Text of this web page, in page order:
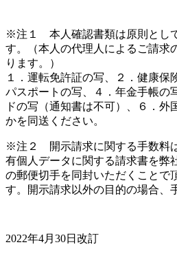
※注１ 本人確認書類は原則とし
す。（本人の代理人によるご請求
ります。）
１．運転免許証の写、２．健康保
パスポートの写、４．年金手帳の
ドの写（通知書は不可）、６．外
かを同送ください。
※注２ 開示請求に関する手数料
有個人データに関する請求書を弊
の郵便切手を同封いただくことで
す。開示請求以外の目的の場合、
2022年4月30日改訂